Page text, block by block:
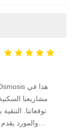
مشاريعنا
توقعاتنا.
والمورد